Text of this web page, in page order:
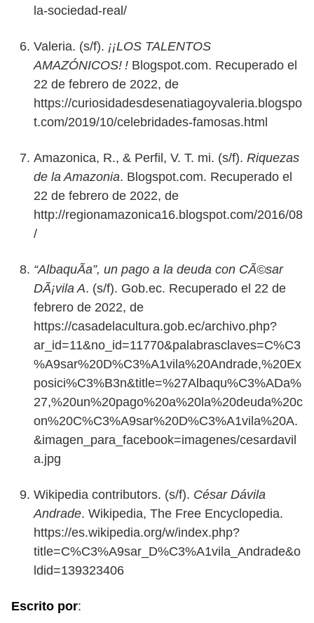
la-sociedad-real/
Valeria. (s/f). ¡¡LOS TALENTOS
AMAZÓNICOS! ! Blogspot.com. Recuperado el
22 de febrero de 2022, de
https://curiosidadesdesenatiagoyvaleria.blogspo
t.com/2019/10/celebridades-famosas.html
Amazonica, R., & Perfil, V. T. mi. (s/f). Riquezas
de la Amazonia. Blogspot.com. Recuperado el
22 de febrero de 2022, de
http://regionamazonica16.blogspot.com/2016/08
/
“AlbaquÃ­a”, un pago a la deuda con CÃ©sar
DÃ¡vila A. (s/f). Gob.ec. Recuperado el 22 de
febrero de 2022, de
https://casadelacultura.gob.ec/archivo.php?
ar_id=11&no_id=11770&palabrasclaves=C%C3
%A9sar%20D%C3%A1vila%20Andrade,%20Ex
posici%C3%B3n&title=%27Albaqu%C3%ADa%
27,%20un%20pago%20a%20la%20deuda%20c
on%20C%C3%A9sar%20D%C3%A1vila%20A.
&imagen_para_facebook=imagenes/cesardavil
a.jpg
Wikipedia contributors. (s/f). César Dávila
Andrade. Wikipedia, The Free Encyclopedia.
https://es.wikipedia.org/w/index.php?
title=C%C3%A9sar_D%C3%A1vila_Andrade&o
ldid=139323406
Escrito por: